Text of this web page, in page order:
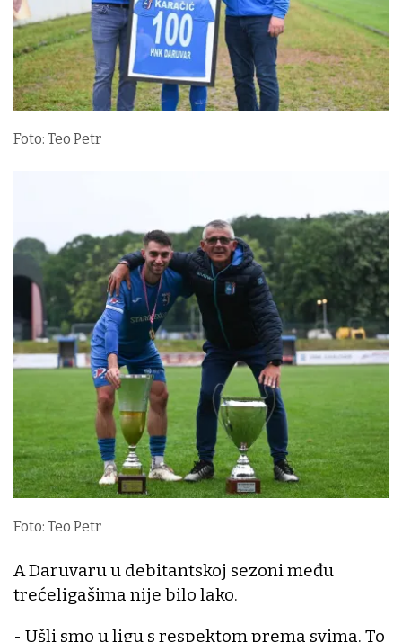
Foto: Teo Petr
Foto: Teo Petr
A Daruvaru u debitantskoj sezoni među
trećeligašima nije bilo lako.
- Ušli smo u ligu s respektom prema svima. To